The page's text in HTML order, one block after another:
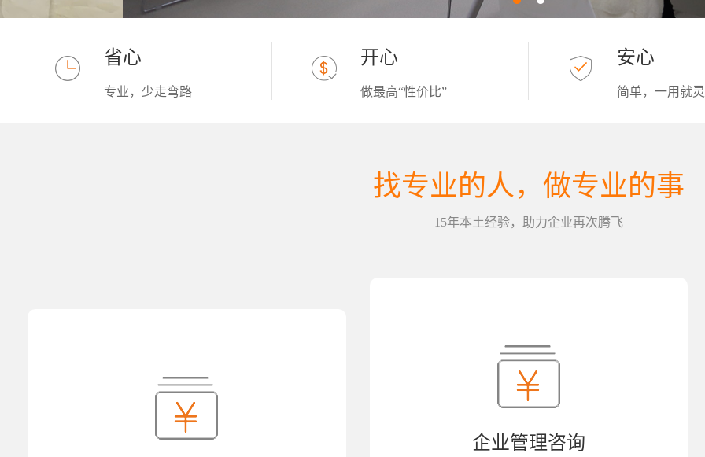
省心
专业，少走弯路
开心
做最高“性价比”
安心
简单，一用就灵
找专业的人，做专业的事
15年本土经验，助力企业再次腾飞
企业管理咨询